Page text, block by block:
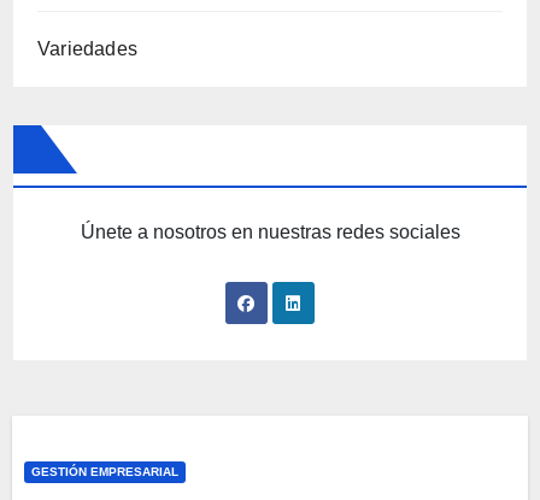
Variedades
Únete a nosotros en nuestras redes sociales
GESTIÓN EMPRESARIAL